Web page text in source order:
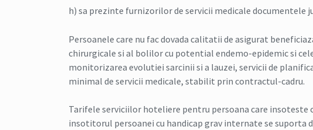
h) sa prezinte furnizorilor de servicii medicale documentele
Persoanele care nu fac dovada calitatii de asigurat
chirurgicale si al bolilor cu potential endemo-epidemic si
monitorizarea evolutiei sarcinii si a lauzei, servicii de
minimal de servicii medicale, stabilit prin contractul-cadru.
Tarifele serviciilor hoteliere pentru persoana care
insotitorul persoanei cu handicap grav internate se suporta